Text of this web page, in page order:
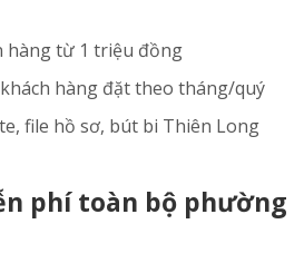
hàng từ 1 triệu đồng
khách hàng đặt theo tháng/quý
file hồ sơ, bút bi Thiên Long
phí toàn bộ phường